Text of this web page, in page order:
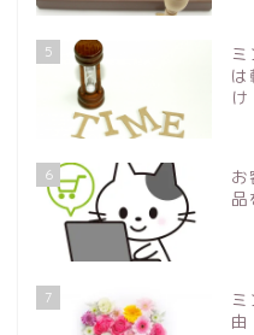
5
は
け
6
お
品
7